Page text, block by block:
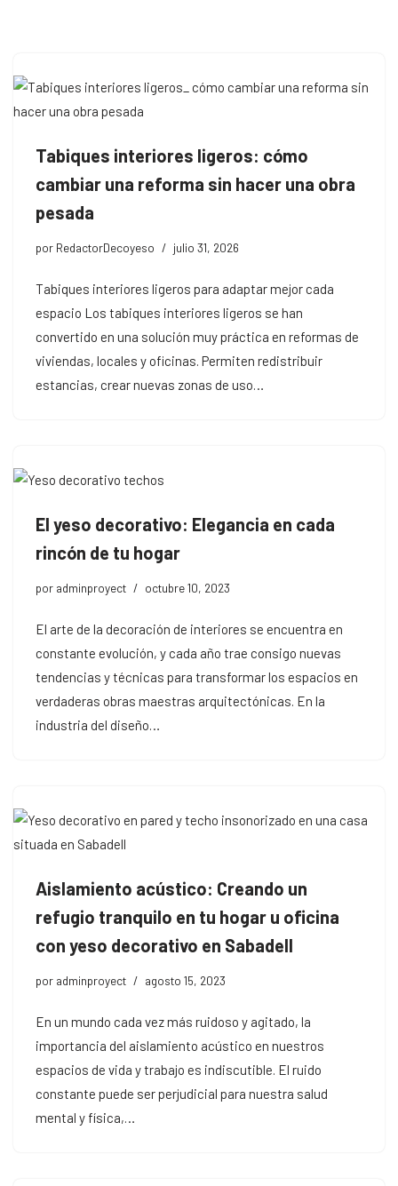
al
contenido
Tabiques interiores ligeros: cómo
cambiar una reforma sin hacer una obra
pesada
por RedactorDecoyeso julio 31, 2026
Tabiques interiores ligeros para adaptar mejor cada
espacio Los tabiques interiores ligeros se han
convertido en una solución muy práctica en reformas de
viviendas, locales y oficinas. Permiten redistribuir
estancias, crear nuevas zonas de uso…
El yeso decorativo: Elegancia en cada
rincón de tu hogar
por adminproyect octubre 10, 2023
El arte de la decoración de interiores se encuentra en
constante evolución, y cada año trae consigo nuevas
tendencias y técnicas para transformar los espacios en
verdaderas obras maestras arquitectónicas. En la
industria del diseño…
Aislamiento acústico: Creando un
refugio tranquilo en tu hogar u oficina
con yeso decorativo en Sabadell
por adminproyect agosto 15, 2023
En un mundo cada vez más ruidoso y agitado, la
importancia del aislamiento acústico en nuestros
espacios de vida y trabajo es indiscutible. El ruido
constante puede ser perjudicial para nuestra salud
mental y física,…